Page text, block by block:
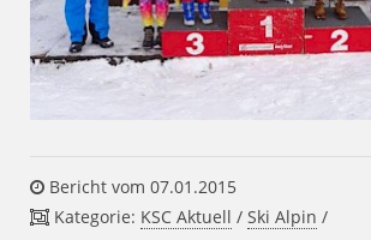
Bericht vom 07.01.2015
Kategorie: KSC Aktuell / Ski Alpin /